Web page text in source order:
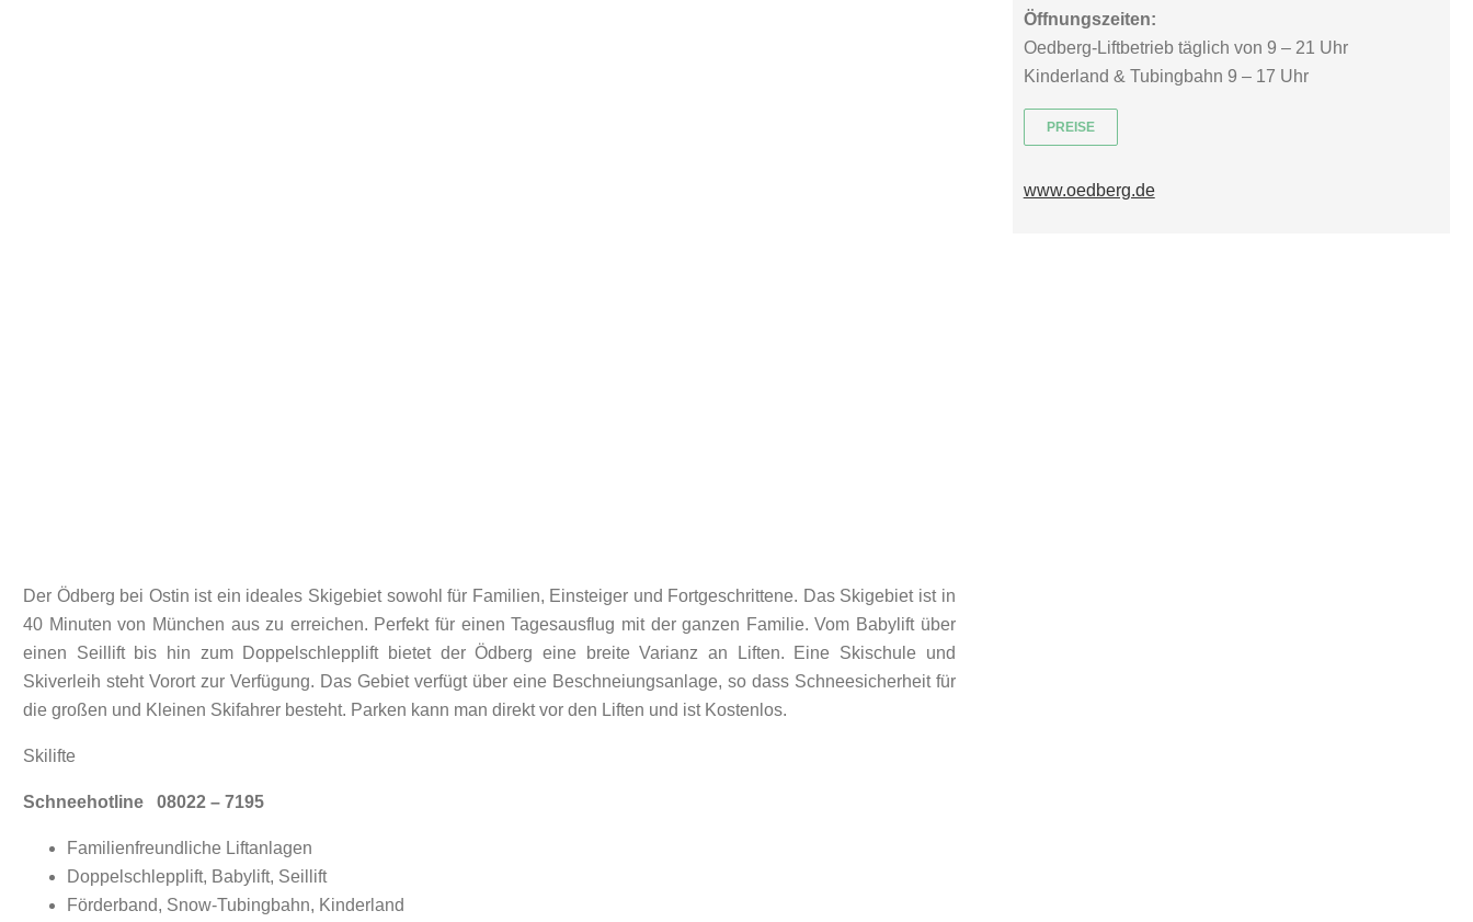
Der Ödberg bei Ostin ist ein ideales Skigebiet sowohl für Familien, Einsteiger und Fortgeschrittene. Das Skigebiet ist in
40 Minuten von München aus zu erreichen. Perfekt für einen Tagesausflug mit der ganzen Familie. Vom Babylift über
einen Seillift bis hin zum Doppelschlepplift bietet der Ödberg eine breite Varianz an Liften. Eine Skischule und
Skiverleih steht Vorort zur Verfügung. Das Gebiet verfügt über eine Beschneiungsanlage, so dass Schneesicherheit für
die großen und Kleinen Skifahrer besteht. Parken kann man direkt vor den Liften und ist Kostenlos.
Skilifte
Schneehotline 08022 – 7195
Familienfreundliche Liftanlagen
Doppelschlepplift, Babylift, Seillift
Förderband, Snow-Tubingbahn, Kinderland
Öffnungszeiten:
Oedberg-Liftbetrieb täglich von 9 – 21 Uhr
Kinderland & Tubingbahn 9 – 17 Uhr
PREISE
www.oedberg.de